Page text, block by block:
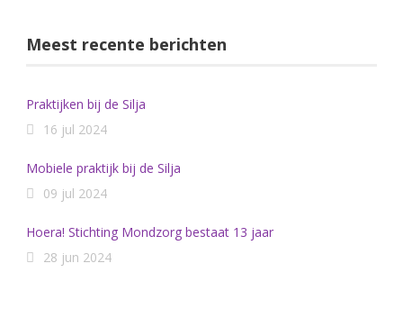
Meest recente berichten
Praktijken bij de Silja
16 jul 2024
Mobiele praktijk bij de Silja
09 jul 2024
Hoera! Stichting Mondzorg bestaat 13 jaar
28 jun 2024